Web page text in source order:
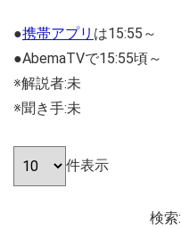
●携帯アプリ は15:55～
●AbemaTVで15:55頃～
※解説者:未
※聞き手:未
件表示
検索: